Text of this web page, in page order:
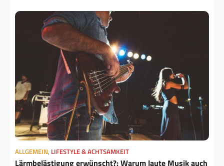
ALLGEMEIN, LIFESTYLE & ACHTSAMKEIT
Lärmbelästigung erwünscht?: Warum laute Musik auch